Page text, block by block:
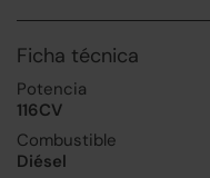
Ficha técnica
Potencia
116CV
Combustible
Diésel